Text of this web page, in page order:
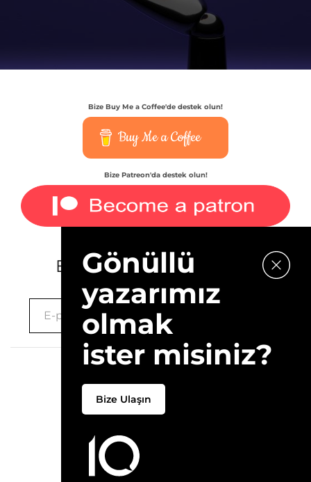
Bize Buy Me a Coffee'de destek olun!
Buy Me a Coffee
Bize Patreon'da destek olun!
E-bültenimize kaydolun.
Hakkımızda
Gönüllü
yazarımız
olmak
ister misiniz?
Bize Ulaşın